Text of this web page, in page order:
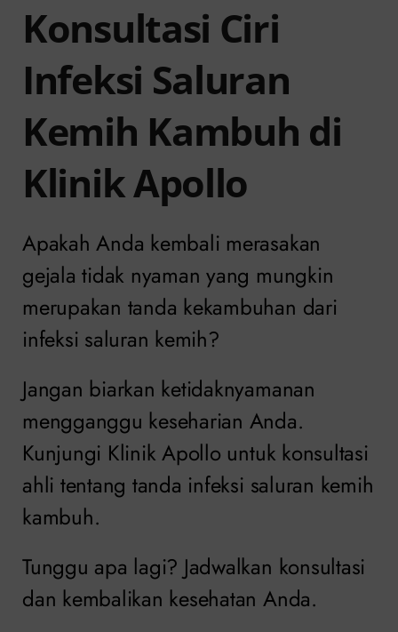
Konsultasi Ciri
Infeksi Saluran
Kemih Kambuh di
Klinik Apollo
Apakah Anda kembali merasakan
gejala tidak nyaman yang mungkin
merupakan tanda kekambuhan dari
infeksi saluran kemih?
Jangan biarkan ketidaknyamanan
mengganggu keseharian Anda.
Kunjungi Klinik Apollo untuk konsultasi
ahli tentang tanda infeksi saluran kemih
kambuh.
Tunggu apa lagi? Jadwalkan konsultasi
dan kembalikan kesehatan Anda.